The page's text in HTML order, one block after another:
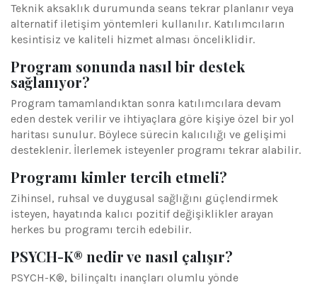
Teknik aksaklık durumunda seans tekrar planlanır veya
alternatif iletişim yöntemleri kullanılır. Katılımcıların
kesintisiz ve kaliteli hizmet alması önceliklidir.
Program sonunda nasıl bir destek
sağlanıyor?
Program tamamlandıktan sonra katılımcılara devam
eden destek verilir ve ihtiyaçlara göre kişiye özel bir yol
haritası sunulur. Böylece sürecin kalıcılığı ve gelişimi
desteklenir. İlerlemek isteyenler programı tekrar alabilir.
Programı kimler tercih etmeli?
Zihinsel, ruhsal ve duygusal sağlığını güçlendirmek
isteyen, hayatında kalıcı pozitif değişiklikler arayan
herkes bu programı tercih edebilir.
PSYCH-K® nedir ve nasıl çalışır?
PSYCH-K®, bilinçaltı inançları olumlu yönde